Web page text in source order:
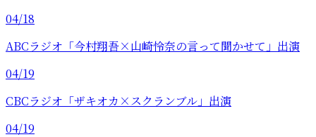
04/18
ABCラジオ「今村翔吾×山崎怜奈の言って聞かせて」出演
04/19
CBCラジオ「ザキオカ×スクランブル」出演
04/19